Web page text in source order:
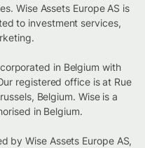
Wise Assets Europe AS is
to investment services,
in Belgium with
registered office is at Rue
Belgium. Wise is a
in Belgium.
by Wise Assets Europe AS,